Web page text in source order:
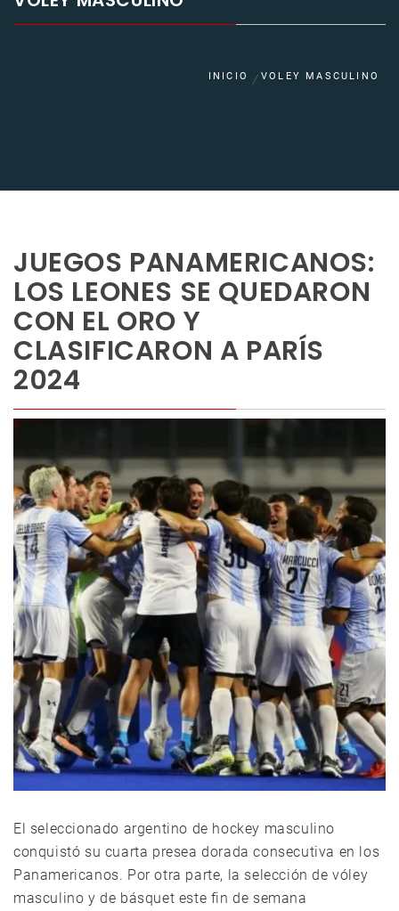
INICIO VOLEY MASCULINO
JUEGOS PANAMERICANOS:
LOS LEONES SE QUEDARON
CON EL ORO Y
CLASIFICARON A PARÍS
2024
El seleccionado argentino de hockey masculino
conquistó su cuarta presea dorada consecutiva en los
Panamericanos. Por otra parte, la selección de vóley
masculino y de básquet este fin de semana